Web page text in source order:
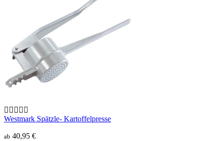
Westmark Spätzle- Kartoffelpresse
ab 40,95 €